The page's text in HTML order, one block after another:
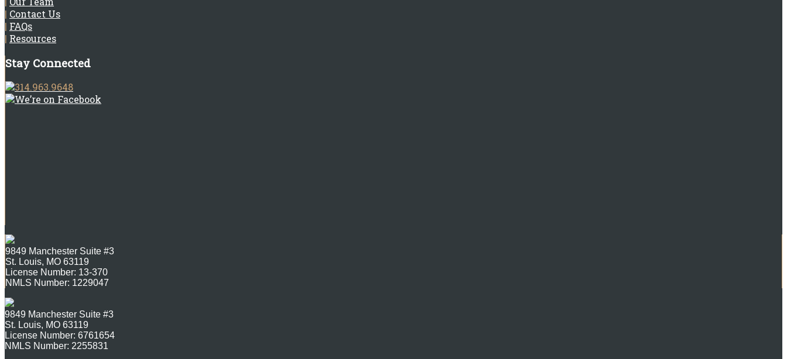
| Contact Us
| FAQs
| Resources
Stay Connected
314.963.9648
We’re on Facebook
9849 Manchester Suite #3
St. Louis, MO 63119
License Number: 13-370
NMLS Number: 1229047
9849 Manchester Suite #3
St. Louis, MO 63119
License Number: 6761654
NMLS Number: 2255831